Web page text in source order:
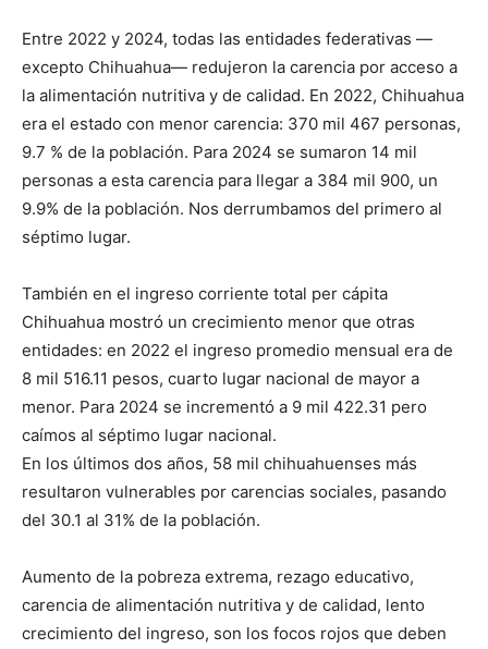
Entre 2022 y 2024, todas las entidades federativas —
excepto Chihuahua— redujeron la carencia por acceso a
la alimentación nutritiva y de calidad. En 2022, Chihuahua
era el estado con menor carencia: 370 mil 467 personas,
9.7 % de la población. Para 2024 se sumaron 14 mil
personas a esta carencia para llegar a 384 mil 900, un
9.9% de la población. Nos derrumbamos del primero al
séptimo lugar.
También en el ingreso corriente total per cápita
Chihuahua mostró un crecimiento menor que otras
entidades: en 2022 el ingreso promedio mensual era de
8 mil 516.11 pesos, cuarto lugar nacional de mayor a
menor. Para 2024 se incrementó a 9 mil 422.31 pero
caímos al séptimo lugar nacional.
En los últimos dos años, 58 mil chihuahuenses más
resultaron vulnerables por carencias sociales, pasando
del 30.1 al 31% de la población.
Aumento de la pobreza extrema, rezago educativo,
carencia de alimentación nutritiva y de calidad, lento
crecimiento del ingreso, son los focos rojos que deben